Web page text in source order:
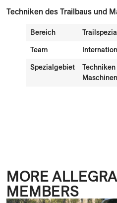
Techniken des Trailbaus und
Bereich
Team
Spezialgebiet
MORE
MEMBERS